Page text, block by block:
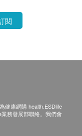
, 關節, 手掌, 足
形
閱
健康網購 health.ESDlife
務發展部聯絡。我們會